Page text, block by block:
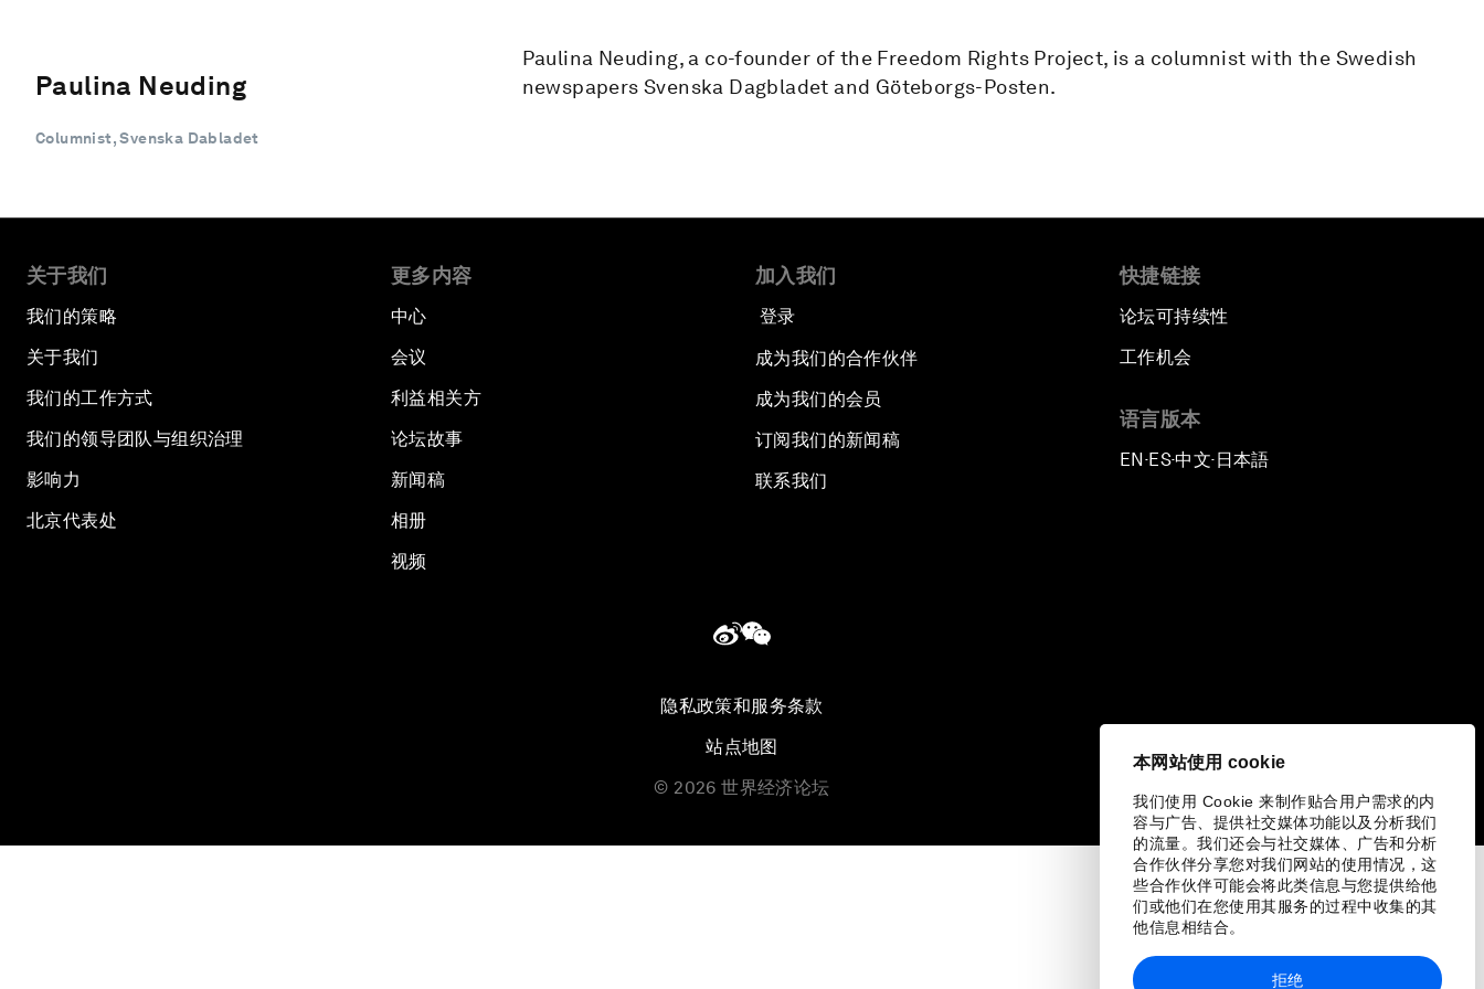
本网站使用 cookie
我们使用 Cookie 来制作贴合用户需求的内
容与广告、提供社交媒体功能以及分析我们
的流量。我们还会与社交媒体、广告和分析
合作伙伴分享您对我们网站的使用情况，这
些合作伙伴可能会将此类信息与您提供给他
们或他们在您使用其服务的过程中收集的其
他信息相结合。
拒绝
Paulina Neuding
Columnist, Svenska Dabladet
Paulina Neuding, a co-founder of the Freedom Rights Project, is a columnist with the Swedish
newspapers Svenska Dagbladet and Göteborgs-Posten.
关于我们
我们的策略
关于我们
我们的工作方式
我们的领导团队与组织治理
影响力
北京代表处
更多内容
中心
会议
利益相关方
论坛故事
新闻稿
相册
视频
加入我们
登录
成为我们的合作伙伴
成为我们的会员
订阅我们的新闻稿
联系我们
快捷链接
论坛可持续性
工作机会
语言版本
EN ▪ES▪中文▪ 日本語
隐私政策和服务条款
站点地图
© 2026 世界经济论坛